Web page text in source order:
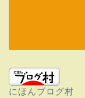
にほんブログ村